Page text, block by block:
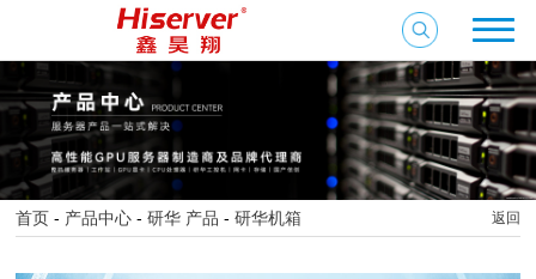
返回
首页 - 产品中心 -研华 产品 -研华机箱